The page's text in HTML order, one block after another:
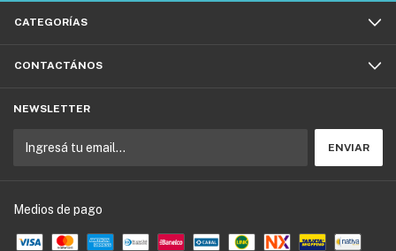
CATEGORÍAS
CONTACTÁNOS
NEWSLETTER
Medios de pago